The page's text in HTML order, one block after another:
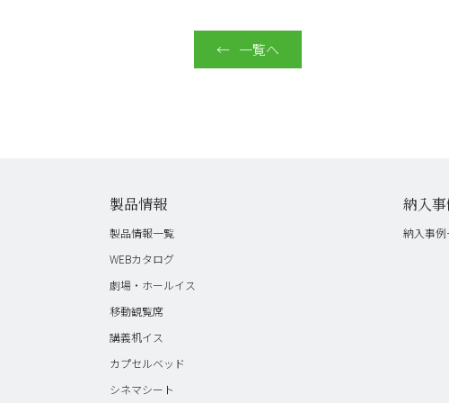
一覧へ
製品情報
製品情報一覧
WEBカタログ
劇場・ホールイス
移動観覧席
講義机イス
カプセルベッド
シネマシート
納入
納入事例